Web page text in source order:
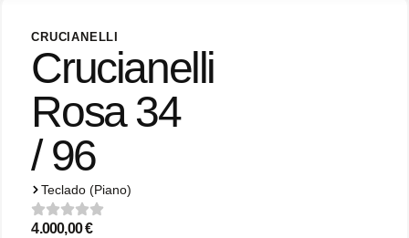
CRUCIANELLI
Crucianelli
Rosa 34
/ 96
Teclado (Piano)
4.000,00€